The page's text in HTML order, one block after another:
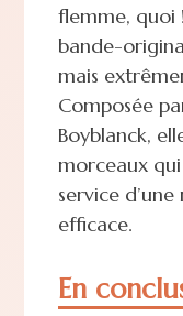
flemme, quoi
bande-
mais
Composée
Boyblanck,
morceaux qui
service
efficace.
En